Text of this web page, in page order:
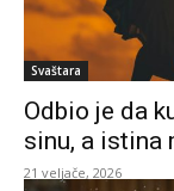
Svaštara
Odbio je da
sinu, a istina
21 veljače, 2026